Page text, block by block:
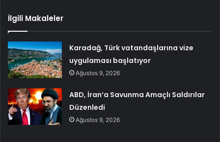
İlgili Makaleler
Karadağ, Türk vatandaşlarına vize
uygulaması başlatıyor
Ağustos 9, 2026
ABD, İran’a Savunma Amaçlı Saldırılar
Düzenledi
Ağustos 9, 2026